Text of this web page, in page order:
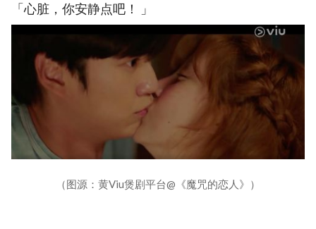
「心脏，你安静点吧！ 」
（图源：黄Viu煲剧平台@《魔咒的恋人》）